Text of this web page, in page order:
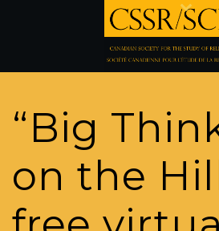
“Big
on the